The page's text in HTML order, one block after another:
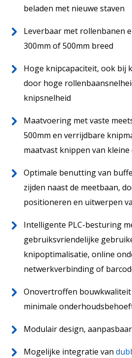
Actueel
Contact
Vacatures 13
Home
Over ons
Wereldwijd
Aftersales
beladen met nieuwe staven
Leverbaar met rollenbanen
300mm of 500mm breed
Hoge knipcapaciteit, ook bij
door hoge
knipsnelheid
Maatvoering met vaste
500mm en verrijdbare
maatvast knippen van
Optimale benutting van
zijden naast de meetbaan,
positioneren en uitwerpen
Intelligente PLC-besturing
gebruiksvriendelijke
knipoptimalisatie, online
netwerkverbinding of
Onovertroffen
minimale
Modulair design,
Mogelijke integratie van